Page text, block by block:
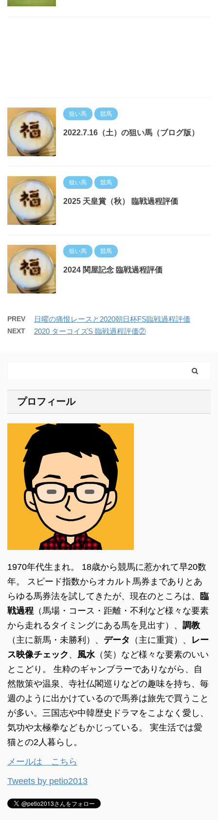
狙い馬 競馬
2022.7.16（土）の狙い馬（ブログ版）
狙い馬 競馬
2025 天皇賞（秋） 臨戦過程評価
狙い馬 競馬
2024 関屋記念 臨戦過程評価
PREV 日曜の痛恨レースと2020朝日杯FS臨戦過程評価
NEXT 2020 ターコイズS 臨戦過程評価②
プロフィール
1970年代生まれ。 18歳から競馬に惹かれて早20数
年。 スピード指数からオカルト馬券までありとあ
らゆる馬券法を試してきたが、現在のところは、 臨
戦過程 （馬場・コース・距離・不利など様々な要素
から走れるタイミングにある馬を見出す）、 調教
（主に新馬・未勝利）、 データ （主に重賞）、 レー
ス映像チェック 、 風水（笑）など様々な要素のいい
とこどり。 生粋のギャンブラーでありながら、自
然散策や温泉、寺社仏閣巡りなどの趣味を持ち、毎
週のように出かけているので馬券は旅先で買うこと
が多い。三国志や中韓歴史ドラマをこよなく愛し、
気功や太極拳などもかじっている。 実生活では愛
猫との2人暮らし。
メールは こちら
Tweets by petio2013